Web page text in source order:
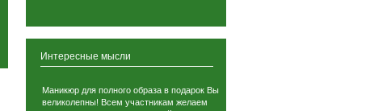
Интересные мысли
Маникюр для полного образа в подарок Вы
великолепны! Всем участникам желаем